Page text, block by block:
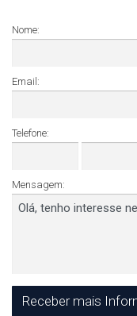
Nome:
Email:
Telefone:
Mensagem: